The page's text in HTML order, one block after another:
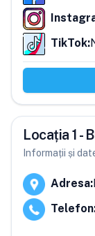
TikTok:
Locația 1 -
Informații și
Adresa:
Telefon